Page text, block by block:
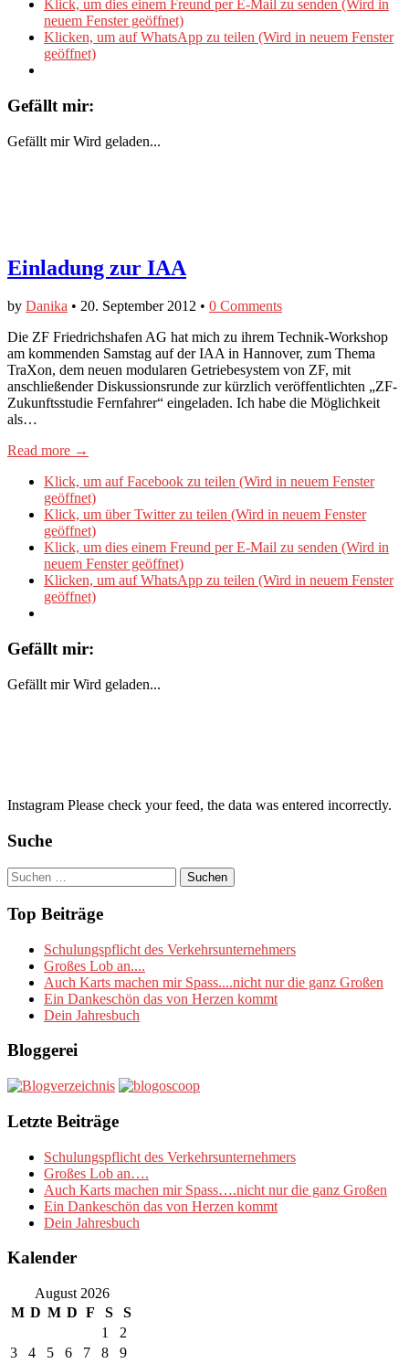
Klick, um dies einem Freund per E-Mail zu senden (Wird in
neuem Fenster geöffnet)
Klicken, um auf WhatsApp zu teilen (Wird in neuem Fenster
geöffnet)
Gefällt mir:
Gefällt mir Wird geladen...
Einladung zur IAA
by Danika • 20. September 2012 • 0 Comments
Die ZF Friedrichshafen AG hat mich zu ihrem Technik-Workshop
am kommenden Samstag auf der IAA in Hannover, zum Thema
TraXon, dem neuen modularen Getriebesystem von ZF, mit
anschließender Diskussionsrunde zur kürzlich veröffentlichten „ZF-
Zukunftsstudie Fernfahrer“ eingeladen. Ich habe die Möglichkeit
als…
Read more →
Klick, um auf Facebook zu teilen (Wird in neuem Fenster
geöffnet)
Klick, um über Twitter zu teilen (Wird in neuem Fenster
geöffnet)
Klick, um dies einem Freund per E-Mail zu senden (Wird in
neuem Fenster geöffnet)
Klicken, um auf WhatsApp zu teilen (Wird in neuem Fenster
geöffnet)
Gefällt mir:
Gefällt mir Wird geladen...
Instagram Please check your feed, the data was entered incorrectly.
Suche
Suchen
nach:
Top Beiträge
Schulungspflicht des Verkehrsunternehmers
Großes Lob an....
Auch Karts machen mir Spass....nicht nur die ganz Großen
Ein Dankeschön das von Herzen kommt
Dein Jahresbuch
Bloggerei
Letzte Beiträge
Schulungspflicht des Verkehrsunternehmers
Großes Lob an….
Auch Karts machen mir Spass….nicht nur die ganz Großen
Ein Dankeschön das von Herzen kommt
Dein Jahresbuch
Kalender
August 2026
M D M D F S
S
1
2
3
4 5 6 7 8
9